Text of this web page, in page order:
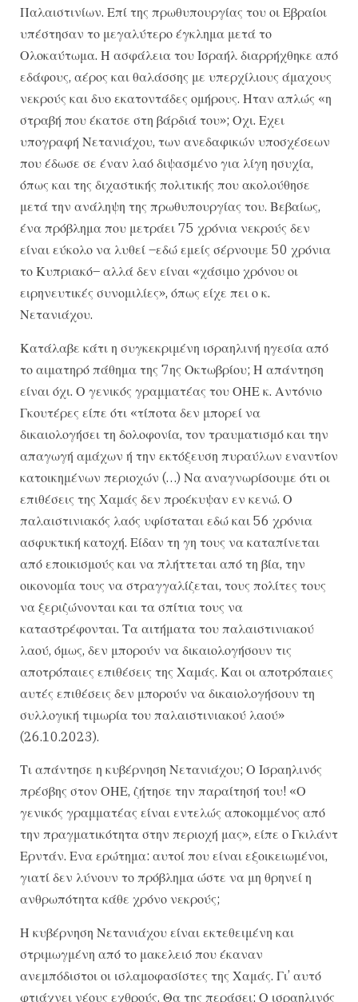
Παλαιστινίων. Επί της πρωθυπουργίας του οι Εβραίοι
υπέστησαν το μεγαλύτερο έγκλημα μετά το
Ολοκαύτωμα. Η ασφάλεια του Ισραήλ διαρρήχθηκε από
εδάφους, αέρος και θαλάσσης με υπερχίλιους άμαχους
νεκρούς και δυο εκατοντάδες ομήρους. Ηταν απλώς «η
στραβή που έκατσε στη βάρδιά του»; Οχι. Εχει
υπογραφή Νετανιάχου, των ανεδαφικών υποσχέσεων
που έδωσε σε έναν λαό διψασμένο για λίγη ησυχία,
όπως και της διχαστικής πολιτικής που ακολούθησε
μετά την ανάληψη της πρωθυπουργίας του. Βεβαίως,
ένα πρόβλημα που μετράει 75 χρόνια νεκρούς δεν
είναι εύκολο να λυθεί –εδώ εμείς σέρνουμε 50 χρόνια
το Κυπριακό– αλλά δεν είναι «χάσιμο χρόνου οι
ειρηνευτικές συνομιλίες», όπως είχε πει ο κ.
Νετανιάχου.
Κατάλαβε κάτι η συγκεκριμένη ισραηλινή ηγεσία από
το αιματηρό πάθημα της 7ης Οκτωβρίου; Η απάντηση
είναι όχι. Ο γενικός γραμματέας του ΟΗΕ κ. Αντόνιο
Γκουτέρες είπε ότι «τίποτα δεν μπορεί να
δικαιολογήσει τη δολοφονία, τον τραυματισμό και την
απαγωγή αμάχων ή την εκτόξευση πυραύλων εναντίον
κατοικημένων περιοχών (…) Να αναγνωρίσουμε ότι οι
επιθέσεις της Χαμάς δεν προέκυψαν εν κενώ. Ο
παλαιστινιακός λαός υφίσταται εδώ και 56 χρόνια
ασφυκτική κατοχή. Είδαν τη γη τους να καταπίνεται
από εποικισμούς και να πλήττεται από τη βία, την
οικονομία τους να στραγγαλίζεται, τους πολίτες τους
να ξεριζώνονται και τα σπίτια τους να
καταστρέφονται. Τα αιτήματα του παλαιστινιακού
λαού, όμως, δεν μπορούν να δικαιολογήσουν τις
αποτρόπαιες επιθέσεις της Χαμάς. Και οι αποτρόπαιες
αυτές επιθέσεις δεν μπορούν να δικαιολογήσουν τη
συλλογική τιμωρία του παλαιστινιακού λαού»
(26.10.2023).
Τι απάντησε η κυβέρνηση Νετανιάχου; Ο Ισραηλινός
πρέσβης στον ΟΗΕ, ζήτησε την παραίτησή του! «Ο
γενικός γραμματέας είναι εντελώς αποκομμένος από
την πραγματικότητα στην περιοχή μας», είπε ο Γκιλάντ
Ερντάν. Ενα ερώτημα: αυτοί που είναι εξοικειωμένοι,
γιατί δεν λύνουν το πρόβλημα ώστε να μη θρηνεί η
ανθρωπότητα κάθε χρόνο νεκρούς;
Η κυβέρνηση Νετανιάχου είναι εκτεθειμένη και
στριμωγμένη από το μακελειό που έκαναν
ανεμπόδιστοι οι ισλαμοφασίστες της Χαμάς. Γι’ αυτό
φτιάχνει νέους εχθρούς. Θα της περάσει; Ο ισραηλινός